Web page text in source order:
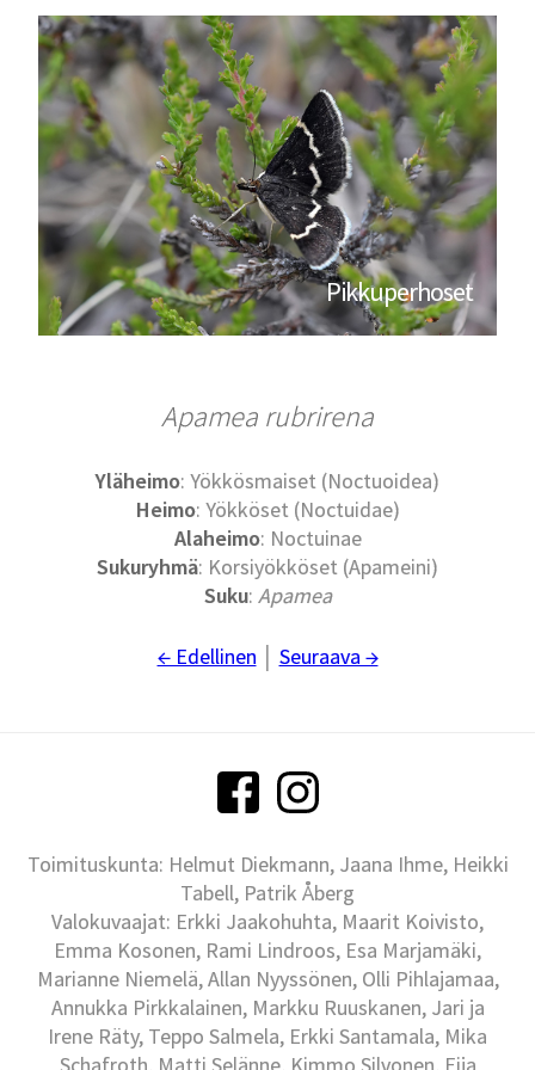
Pikkuperhoset
Apamea rubrirena
Yläheimo: Yökkösmaiset (Noctuoidea)
Heimo: Yökköset (Noctuidae)
Alaheimo: Noctuinae
Sukuryhmä: Korsiyökköset (Apameini)
Suku: Apamea
← Edellinen Seuraava →
Toimituskunta: Helmut Diekmann, Jaana Ihme, Heikki
Tabell, Patrik Åberg
Valokuvaajat: Erkki Jaakohuhta, Maarit Koivisto,
Emma Kosonen, Rami Lindroos, Esa Marjamäki,
Marianne Niemelä, Allan Nyyssönen, Olli Pihlajamaa,
Annukka Pirkkalainen, Markku Ruuskanen, Jari ja
Irene Räty, Teppo Salmela, Erkki Santamala, Mika